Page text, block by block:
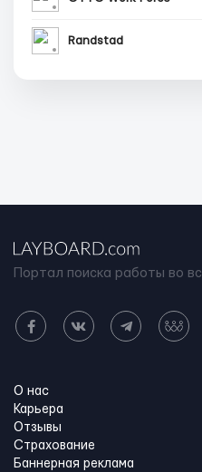
Randstad
Портал поиска работы во
О нас
Карьера
Отзывы
Страхование
Баннерная реклама